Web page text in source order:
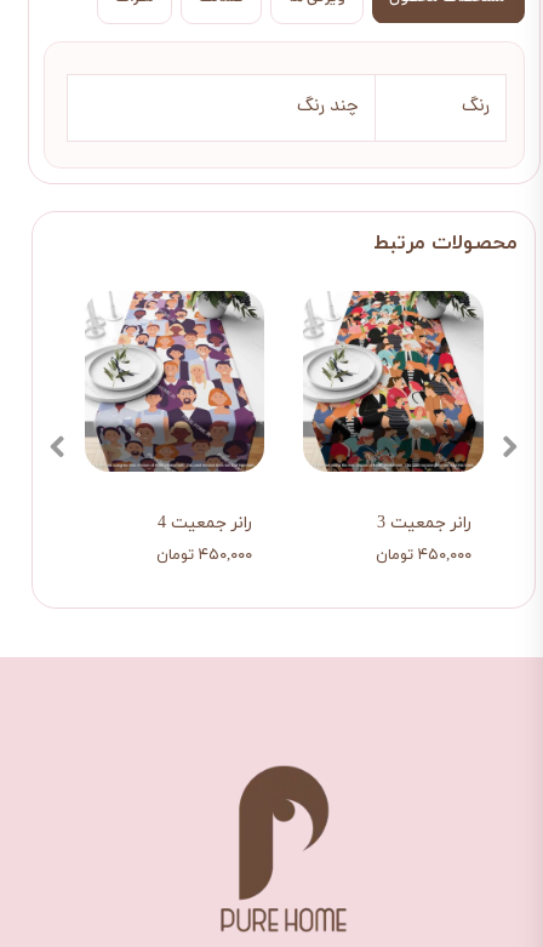
رنگ چند رنگ
رانر جمعیت 4
۴۵۰,۰۰۰ تومان
رانر جمعیت 3
۴۵۰,۰۰۰ تومان